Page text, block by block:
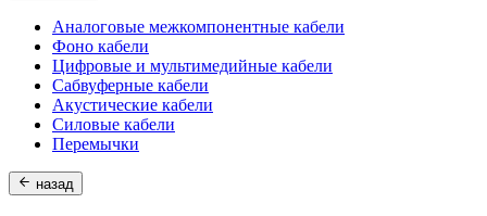
Аналоговые межкомпонентные кабели
Фоно кабели
Цифровые и мультимедийные кабели
Сабвуферные кабели
Акустические кабели
Силовые кабели
Перемычки
назад